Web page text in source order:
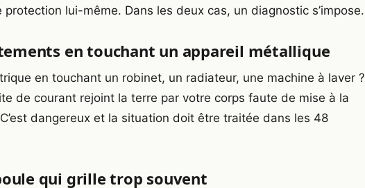
protection lui-même. Dans les deux cas, un diagnostic s’impose.
en touchant un appareil métallique
en touchant un robinet, un radiateur, une machine à laver ?
de courant rejoint la terre par votre corps faute de mise à la
dangereux et la situation doit être traitée dans les 48
qui grille trop souvent